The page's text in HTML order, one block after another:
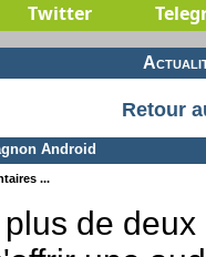
Twitter
Retour
Android
...
de